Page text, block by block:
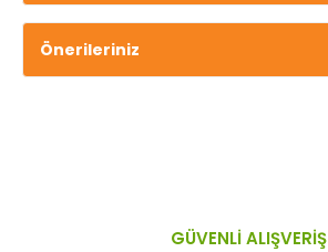
Önerileriniz
GÜVENLİ ALIŞVERİŞ